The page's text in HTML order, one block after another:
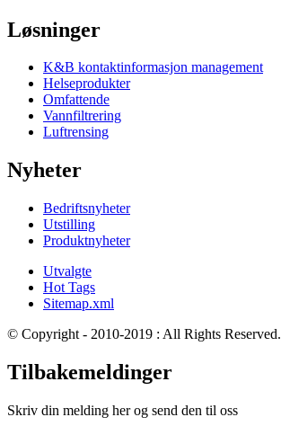
Løsninger
K&B kontaktinformasjon management
Helseprodukter
Omfattende
Vannfiltrering
Luftrensing
Nyheter
Bedriftsnyheter
Utstilling
Produktnyheter
Utvalgte
Hot Tags
Sitemap.xml
© Copyright - 2010-2019 : All Rights Reserved.
Tilbakemeldinger
Skriv din melding her og send den til oss